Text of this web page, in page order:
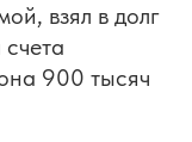
взял в долг
900 тысяч